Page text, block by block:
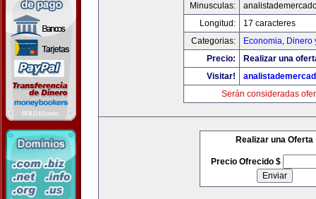
Minusculas:
Longitud:
17 caracteres
Categorias:
Economia, Dinero
Precio:
Realizar una
Visitar!
Serán consideradas
Realizar una Oferta
Precio Ofrecido $